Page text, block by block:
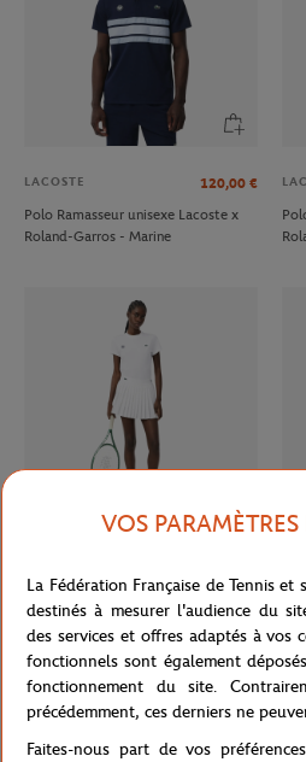
LACOSTE 120,00 €
Polo Ramasseur unisexe Lacoste x
Roland-Garros - Marine
Jupe Ramasseuse femme Lacoste x
Roland-Garros - Blanc
T-
x
VOS
La Fédération Française de Tennis
destinés à mesurer l'audience du
des services et offres adaptés à vos
fonctionnels sont également
fonctionnement du site.
précédemment, ces derniers ne
Faites-nous part de vos